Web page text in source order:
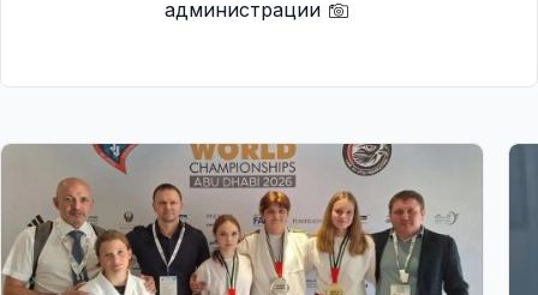
администрации